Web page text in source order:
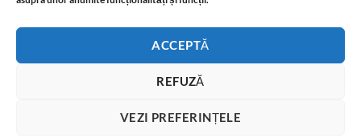
ACCEPTĂ
REFUZĂ
VEZI PREFERINȚELE
Anticariatul virtual in care gasiti carti din domeniul ezoteric, spiritual, dezoltare